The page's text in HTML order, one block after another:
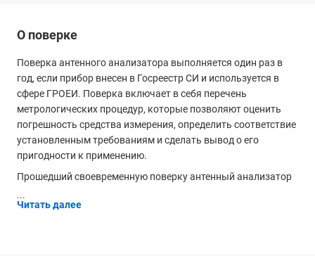
О поверке
Поверка антенного анализатора выполняется один раз в
год, если прибор внесен в Госреестр СИ и используется в
сфере ГРОЕИ. Поверка включает в себя перечень
метрологических процедур, которые позволяют оценить
погрешность средства измерения, определить соответствие
установленным требованиям и сделать вывод о его
пригодности к применению.
Прошедший своевременную поверку антенный анализатор
...
Читать далее